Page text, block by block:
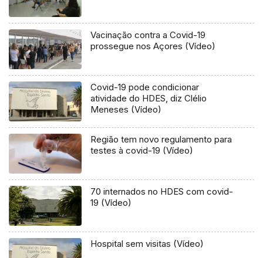
Vacinação contra a Covid-19
prossegue nos Açores (Vídeo)
Covid-19 pode condicionar
atividade do HDES, diz Clélio
Meneses (Vídeo)
Região tem novo regulamento para
testes à covid-19 (Vídeo)
70 internados no HDES com covid-
19 (Vídeo)
Hospital sem visitas (Vídeo)